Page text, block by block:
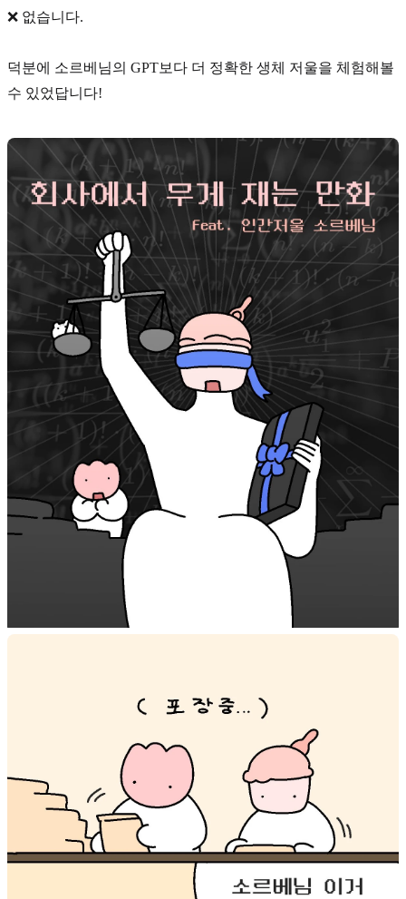
❌ 없습니다.
덕분에 소르베님의 GPT보다 더 정확한 생체 저울을 체험해볼
수 있었답니다!